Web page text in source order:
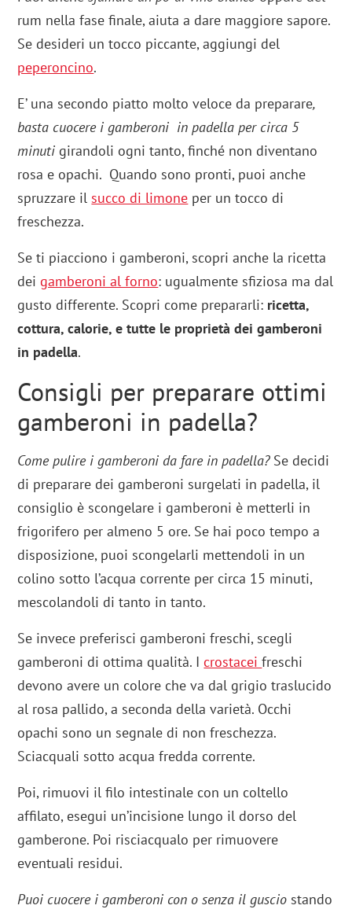
rum nella fase finale, aiuta a dare maggiore sapore.
Se desideri un tocco piccante, aggiungi del
peperoncino.
E’ una secondo piatto molto veloce da preparare,
basta cuocere i gamberoni in padella per circa 5
minuti girandoli ogni tanto, finché non diventano
rosa e opachi. Quando sono pronti, puoi anche
spruzzare il succo di limone per un tocco di
freschezza.
Se ti piacciono i gamberoni, scopri anche la ricetta
deigamberoni al forno: ugualmente sfiziosa ma dal
gusto differente. Scopri come prepararli: ricetta,
cottura, calorie, e tutte le proprietà dei gamberoni
in padella.
Consigli per preparare ottimi
gamberoni in padella?
Come pulire i gamberoni da fare in padella?Se decidi
di preparare dei gamberoni surgelati in padella, il
consiglio è scongelare i gamberoni è metterli in
frigorifero per almeno 5 ore. Se hai poco tempo a
disposizione, puoi scongelarli mettendoli in un
colino sotto l’acqua corrente per circa 15 minuti,
mescolandoli di tanto in tanto.
Se invece preferisci gamberoni freschi, scegli
gamberoni di ottima qualità. Icrostaceifreschi
devono avere un colore che va dal grigio traslucido
al rosa pallido, a seconda della varietà. Occhi
opachi sono un segnale di non freschezza.
Sciacquali sotto acqua fredda corrente.
Poi, rimuovi il filo intestinale con un coltello
affilato, esegui un’incisione lungo il dorso del
gamberone. Poi risciacqualo per rimuovere
eventuali residui.
Puoi cuocere i gamberoni con o senza il guscio stando